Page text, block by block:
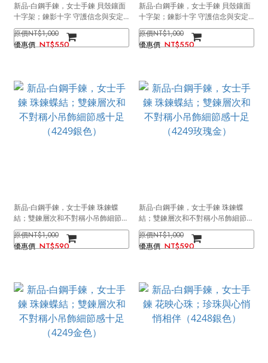
新品-白鋼手鍊，女士手鍊 貝殼鑲面
十字架；鍊影十字 守護信念與安定
（4250玫瑰金）
NT$1,000
NT$550
新品-白鋼手鍊，女士手鍊 貝殼鑲面
十字架；鍊影十字 守護信念與安定
（4250金色）
NT$1,000
NT$550
新品-白鋼手鍊，女士手鍊 珠鍊蝶
結；雙鍊層次和不對稱小吊飾細節感
十足（4249銀色）
NT$1,000
NT$590
新品-白鋼手鍊，女士手鍊 珠鍊蝶
結；雙鍊層次和不對稱小吊飾細節感
十足（4249玫瑰金）
NT$1,000
NT$590